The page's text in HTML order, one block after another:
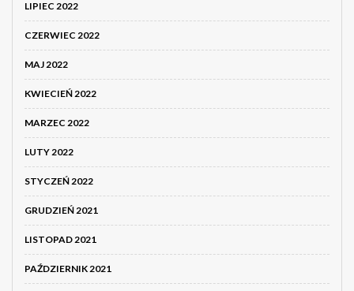
LIPIEC 2022
CZERWIEC 2022
MAJ 2022
KWIECIEŃ 2022
MARZEC 2022
LUTY 2022
STYCZEŃ 2022
GRUDZIEŃ 2021
LISTOPAD 2021
PAŹDZIERNIK 2021